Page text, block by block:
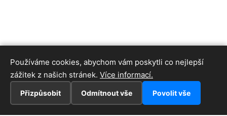
Používáme cookies, abychom vám poskytli co nejlepší
zážitek z našich stránek. Více informací.
Přizpůsobit Odmítnout vše Povolit vše